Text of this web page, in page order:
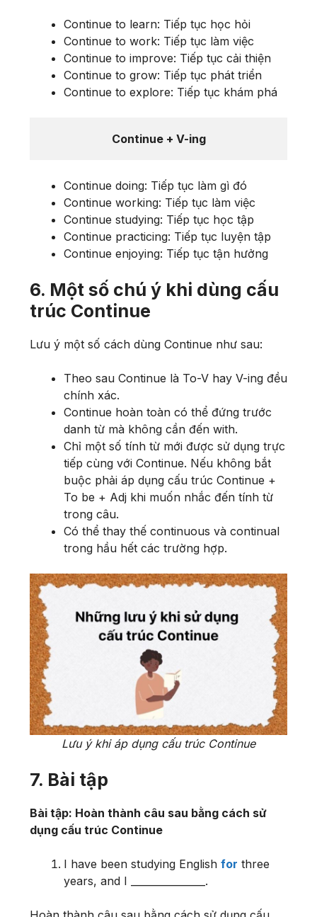
Continue to learn: Tiếp tục học hỏi
Continue to work: Tiếp tục làm việc
Continue to improve: Tiếp tục cải thiện
Continue to grow: Tiếp tục phát triển
Continue to explore: Tiếp tục khám phá
Continue + V-ing
Continue doing: Tiếp tục làm gì đó
Continue working: Tiếp tục làm việc
Continue studying: Tiếp tục học tập
Continue practicing: Tiếp tục luyện tập
Continue enjoying: Tiếp tục tận hưởng
6. Một số chú ý khi dùng cấu
trúc Continue
Lưu ý một số cách dùng Continue như sau:
Theo sau Continue là To-V hay V-ing đều
chính xác.
Continue hoàn toàn có thể đứng trước
danh từ mà không cần đến with.
Chỉ một số tính từ mới được sử dụng trực
tiếp cùng với Continue. Nếu không bắt
buộc phải áp dụng cấu trúc Continue +
To be + Adj khi muốn nhắc đến tính từ
trong câu.
Có thể thay thế continuous và continual
trong hầu hết các trường hợp.
Lưu ý khi áp dụng cấu trúc Continue
7. Bài tập
Bài tập: Hoàn thành câu sau bằng cách sử
dụng cấu trúc Continue
I have been studying English for three
years, and I _______________.